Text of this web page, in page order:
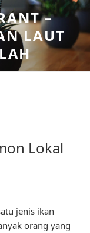
–
LAUT
Lokal
jenis ikan
orang yang